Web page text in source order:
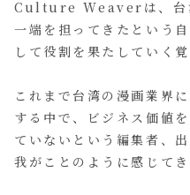
Culture Weaverは、台
一端を担ってきたという
して役割を果たしていく
これまで台湾の漫画業界
する中で、ビジネス価値
ていないという編集者、
我がことのように感じてき